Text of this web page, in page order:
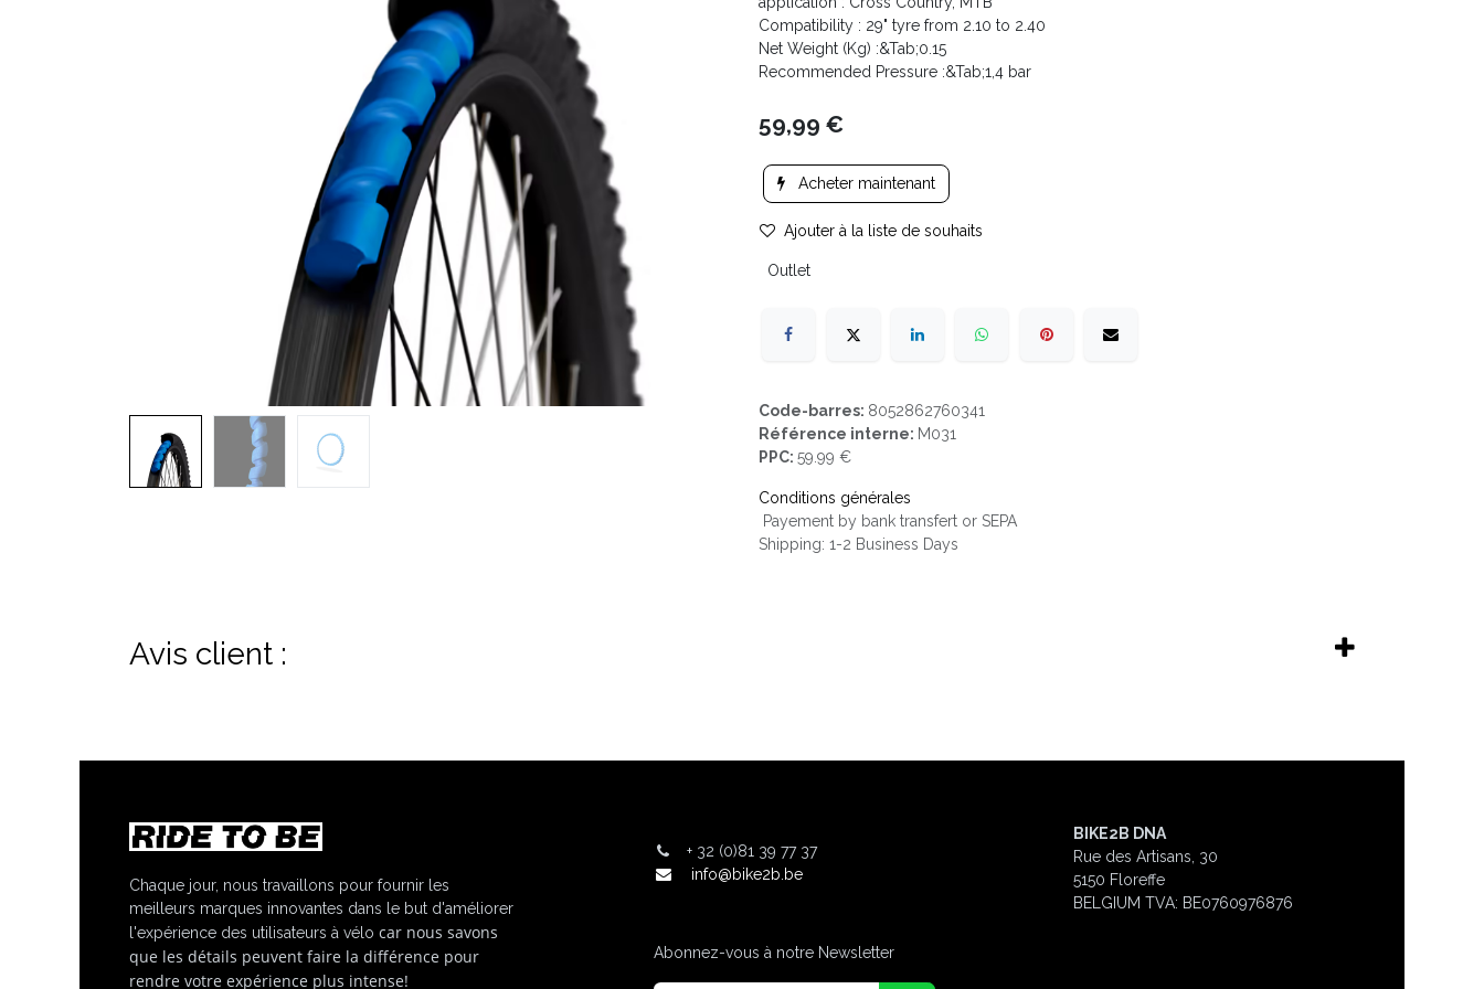
Compatibility : 29" tyre from 2.10 to 2.40
Net Weight (Kg) :&Tab;0.15
Recommended Pressure :&Tab;1,4 bar
59,99 €
Acheter maintenant
Ajouter à la liste de souhaits
Outlet
Code-barres: 8052862760341
Référence interne: M031
PPC: 59.99 €
Conditions générales
Payement by bank transfert or SEPA
Shipping: 1-2 Business Days
Avis client :
Chaque jour, nous travaillons pour fournir les
meilleurs marques innovantes dans le but d'améliorer
l'expérience des utilisateurs à vélo car nous savons
que les détails peuvent faire la différence pour
rendre votre expérience plus intense!
+ 32 (0)81 39 77 37
info@bike2b.be
Abonnez-vous à notre Newsletter
BIKE2B DNA
Rue des Artisans, 30
5150 Floreffe
BELGIUM TVA: BE0760976876